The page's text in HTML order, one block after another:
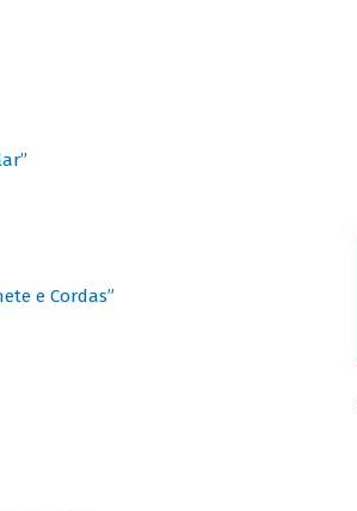
e Cordas”